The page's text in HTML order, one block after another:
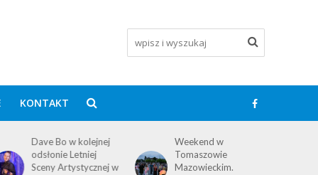
KONTAKT
Dave Bo w kolejnej
odsłonie Letniej
Sceny Artystycznej w
Weekend w
Tomaszowie
Mazowieckim.